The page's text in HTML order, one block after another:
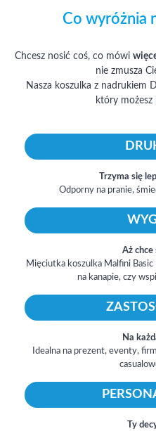
Co wyróżnia
Chcesz nosić coś, co mówi
nie zmusza
Nasza koszulka z nadrukiem
który możesz
Trzyma się
Odporny na pranie,
Aż chce
Mięciutka koszulka Malfini Basic
na kanapie, czy
Na
Idealna na prezent, eventy,
Ty